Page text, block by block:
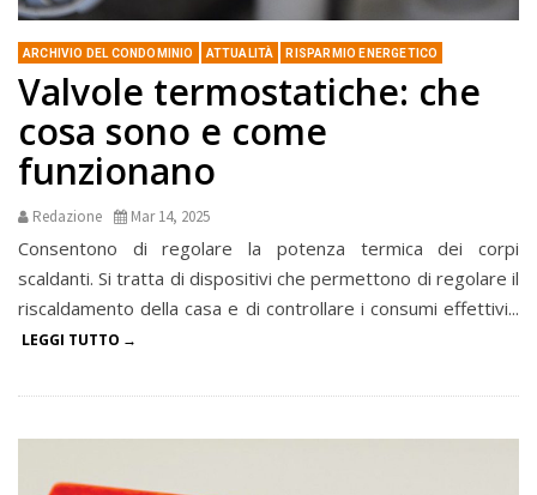
ARCHIVIO DEL CONDOMINIO ATTUALITÀ RISPARMIO ENERGETICO
Valvole termostatiche: che
cosa sono e come
funzionano
Redazione Mar 14, 2025
Consentono di regolare la potenza termica dei corpi
scaldanti. Si tratta di dispositivi che permettono di regolare il
riscaldamento della casa e di controllare i consumi effettivi...
LEGGI TUTTO